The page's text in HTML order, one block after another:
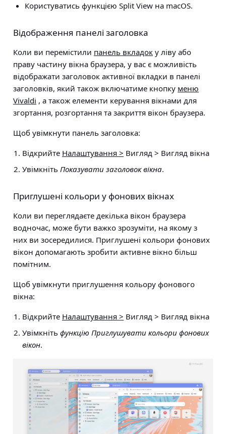
Користуватись функцією Split View на macOS.
Відображення панелі заголовка
Коли ви перемістили панель вкладок у ліву або
праву частину вікна браузера, у вас є можливість
відображати заголовок активної вкладки в панелі
заголовків, який також включатиме кнопку меню
Vivaldi , а також елементи керування вікнами для
згортання, розгортання та закриття вікон браузера.
Щоб увімкнути панель заголовка:
Відкрийте Налаштування > Вигляд > Вигляд вікна
Увімкніть Показувати заголовок вікна.
Приглушені кольори у фонових вікнах
Коли ви переглядаєте декілька вікон браузера
водночас, може бути важко зрозуміти, на якому з
них ви зосередилися. Приглушені кольори фонових
вікон допомагають зробити активне вікно більш
помітним.
Щоб увімкнути приглушення кольору фонового
вікна:
Відкрийте Налаштування > Вигляд > Вигляд вікна
Увімкніть функцію Приглушувати кольори фонових
вікон.